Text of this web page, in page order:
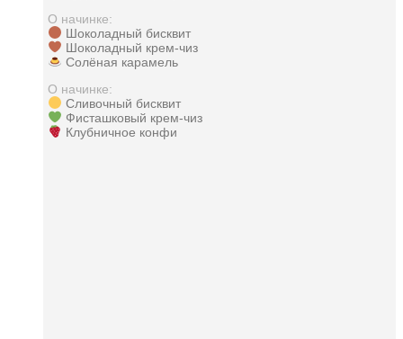
О начинке:
Шоколадный бисквит
Шоколадный крем-чиз
Солёная карамель
О начинке:
Сливочный бисквит
Фисташковый крем-чиз
Клубничное конфи